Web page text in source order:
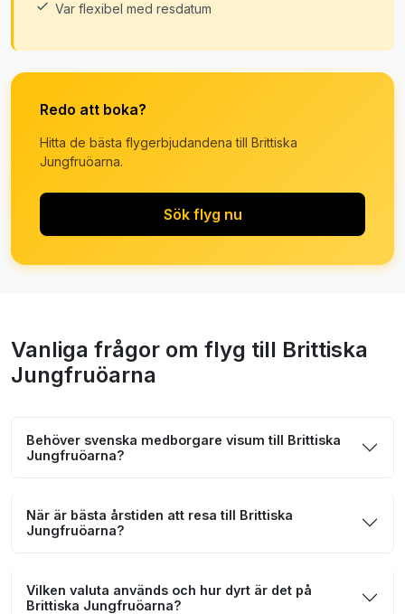
Var flexibel med resdatum
Redo att boka?
Hitta de bästa flygerbjudandena till Brittiska
Jungfruöarna.
Sök flyg nu
Vanliga frågor om flyg till Brittiska
Jungfruöarna
Behöver svenska medborgare visum till Brittiska
Jungfruöarna?
När är bästa årstiden att resa till Brittiska
Jungfruöarna?
Vilken valuta används och hur dyrt är det på
Brittiska Jungfruöarna?